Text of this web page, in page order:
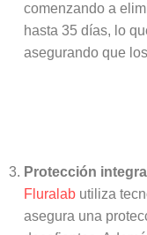
comenzando a
hasta 35 días, lo
asegurando que
Protección
Fluralab utiliza
asegura una